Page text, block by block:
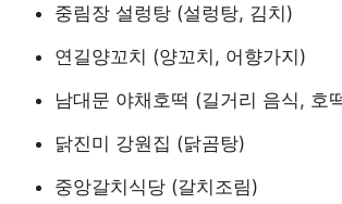
중림장 설렁탕 (설렁탕, 김치)
연길양꼬치 (양꼬치, 어향가지)
남대문 야채호떡 (길거리 음식, 호
닭진미 강원집 (닭곰탕)
중앙갈치식당 (갈치조림)